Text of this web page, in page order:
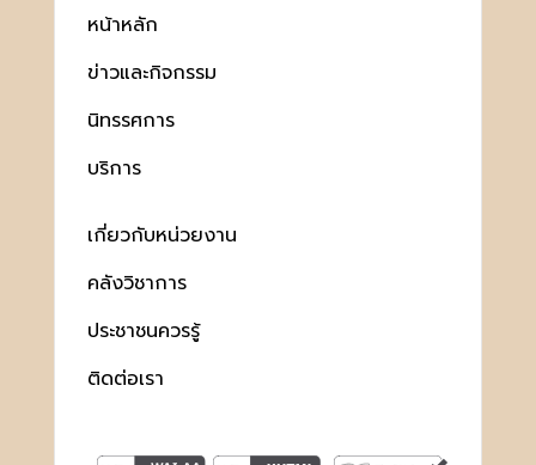
หน้าหลัก
ข่าวและกิจกรรม
นิทรรศการ
บริการ
เกี่ยวกับหน่วยงาน
คลังวิชาการ
ประชาชนควรรู้
ติดต่อเรา